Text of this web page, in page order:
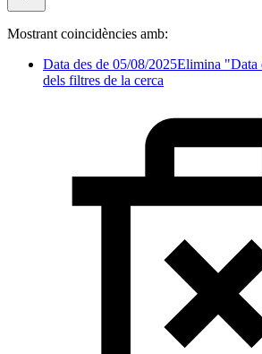
Mostrant coincidències amb:
Data des de 05/08/2025Elimina "Data
dels filtres de la cerca